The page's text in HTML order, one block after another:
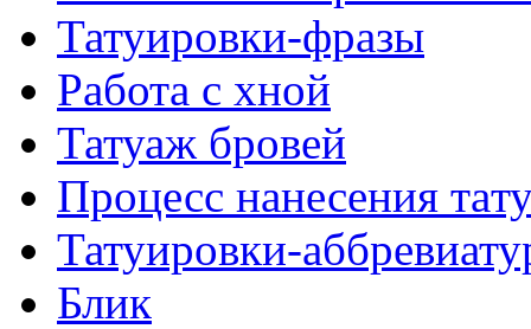
Татуировки-фразы
Работa с хнoй
Татуаж бровей
Процесс нанесения
Татуировки-
Блик